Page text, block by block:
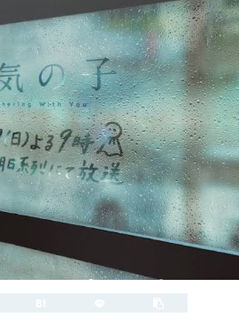
2021.01.03 2022.07.04